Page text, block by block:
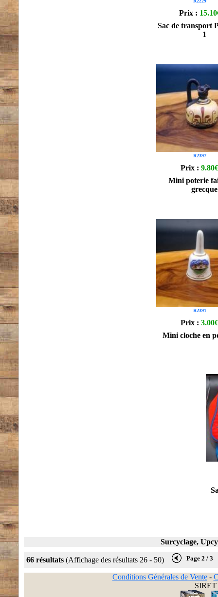
Prix :
Sac de transport
1
R2397
Prix : 9.80€
Mini poterie
grecque
R2391
Prix : 3.00€
Mini cloche en
Surcyclage,
66 résultats (Affichage des résultats 26 - 50) Page 2 / 3
Conditions Générales de Vente-
SIRET